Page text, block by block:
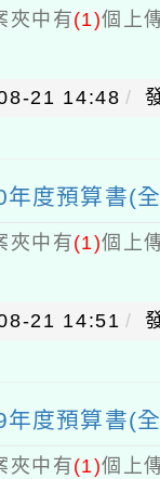
夾中有(1)個上
21 14:48
年度預算書(
夾中有(1)個上
21 14:51
年度預算書(
夾中有(1)個上